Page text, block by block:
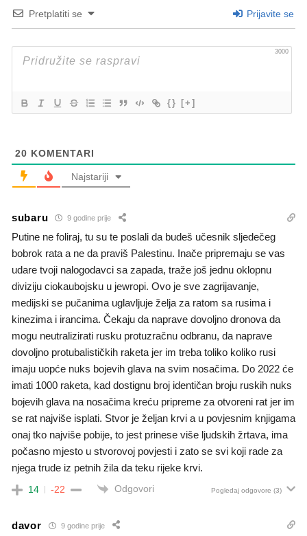
Pretplatiti se Prijavite se
3000
{} [+]
20 KOMENTARI
Najstariji
subaru 9 godine prije
Putine ne foliraj, tu su te poslali da budeš učesnik sljedečeg
bobrok rata a ne da praviš Palestinu. Inače pripremaju se vas
udare tvoji nalogodavci sa zapada, traže još jednu oklopnu
diviziju ciokaubojsku u jewropi. Ovo je sve zagrijavanje,
medijski se pučanima uglavljuje želja za ratom sa rusima i
kinezima i irancima. Čekaju da naprave dovoljno dronova da
mogu neutralizirati rusku protuzračnu odbranu, da naprave
dovoljno protubalističkih raketa jer im treba toliko koliko rusi
imaju uopće nuks bojevih glava na svim nosačima. Do 2022 će
imati 1000 raketa, kad dostignu broj identičan broju ruskih nuks
bojevih glava na nosačima kreću pripreme za otvoreni rat jer im
se rat najviše isplati. Stvor je željan krvi a u povjesnim knjigama
onaj tko najviše pobije, to jest prinese više ljudskih žrtava, ima
počasno mjesto u stvorovoj povjesti i zato se svi koji rade za
njega trude iz petnih žila da teku rijeke krvi.
14 -22 Odgovori Pogledaj odgovore (3)
davor 9 godine prije